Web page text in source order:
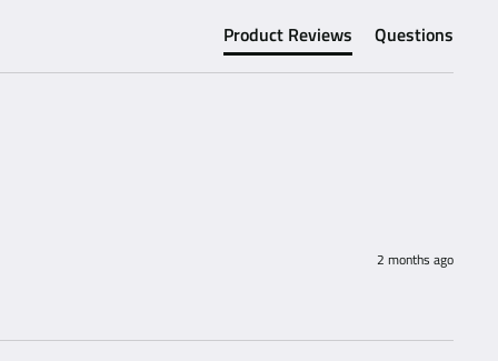
Product Reviews Questions
2 months ago